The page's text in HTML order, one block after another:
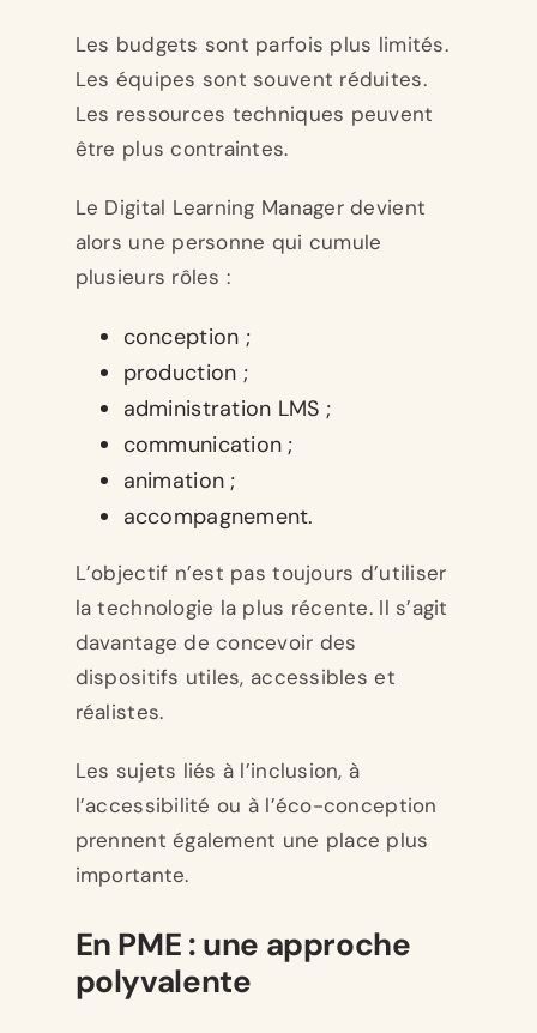
Les budgets sont parfois plus limités.
Les équipes sont souvent réduites.
Les ressources techniques peuvent
être plus contraintes.
Le Digital Learning Manager devient
alors une personne qui cumule
plusieurs rôles :
conception ;
production ;
administration LMS ;
communication ;
animation ;
accompagnement.
L’objectif n’est pas toujours d’utiliser
la technologie la plus récente. Il s’agit
davantage de concevoir des
dispositifs utiles, accessibles et
réalistes.
Les sujets liés à l’inclusion, à
l’accessibilité ou à l’éco-conception
prennent également une place plus
importante.
En PME : une approche
polyvalente